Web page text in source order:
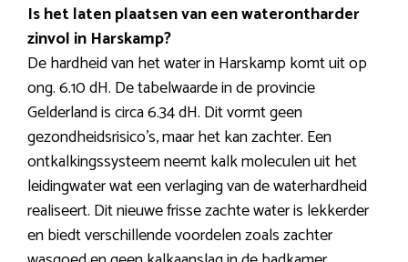
Is het laten plaatsen van een waterontharder
zinvol in Harskamp?
De hardheid van het water in Harskamp komt uit op
ong. 6.10 dH. De tabelwaarde in de provincie
Gelderland is circa 6.34 dH. Dit vormt geen
gezondheidsrisico’s, maar het kan zachter. Een
ontkalkingssysteem neemt kalk moleculen uit het
leidingwater wat een verlaging van de waterhardheid
realiseert. Dit nieuwe frisse zachte water is lekkerder
en biedt verschillende voordelen zoals zachter